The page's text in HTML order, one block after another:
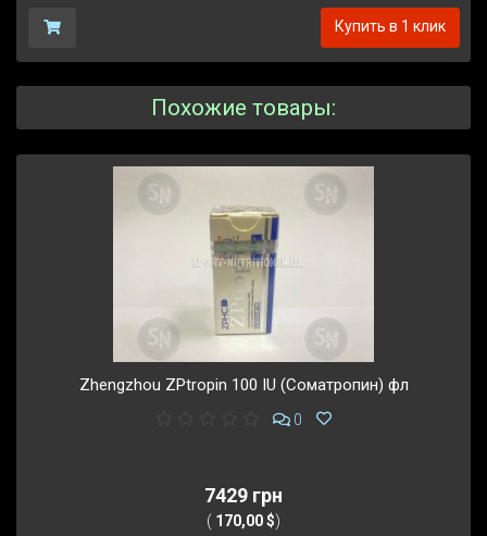
Купить в 1 клик
Похожие товары:
Zhengzhou ZPtropin 100 IU (Соматропин) фл
0
7429 грн
( 170,00 $)